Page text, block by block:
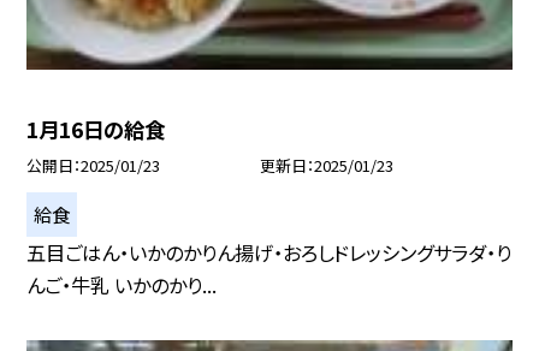
1月16日の給食
公開日 2025/01/23 更新日 2025/01/23
給食
五目ごはん・いかのかりん揚げ・おろしドレッシングサラダ・り
んご・牛乳 いかのかり...